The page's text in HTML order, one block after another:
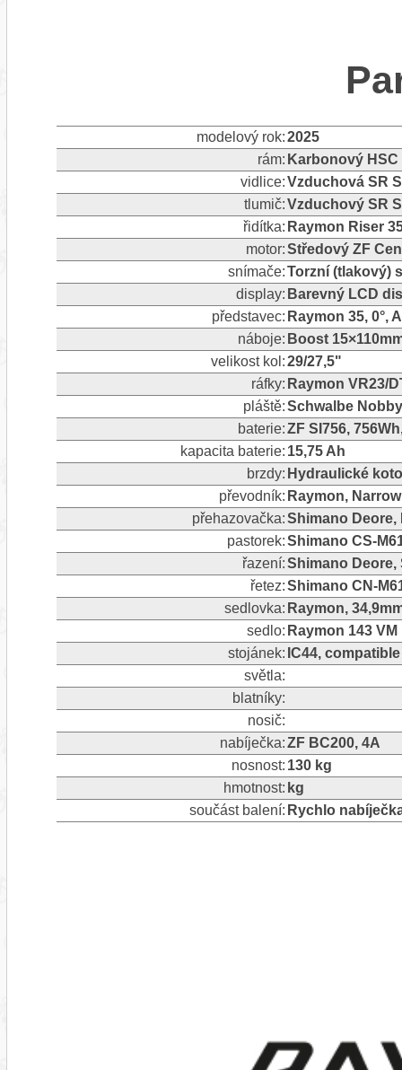
modelový rok:2025
rám: Karbonový
vidlice:Vzduchová SR
tlumič:Vzduchový SR
řidítka: Raymon Riser
motor:Středový ZF
snímače:Torzní (tlakový)
display: Barevný LCD
představec: Raymon 35, 0°,
náboje: Boost
velikost kol:29/27,5"
ráfky: Raymon VR23/
pláště:Schwalbe
baterie:ZF SI756,
kapacita baterie: 15,75 Ah
brzdy: Hydraulické
převodník: Raymon,
přehazovačka:Shimano Deore,
pastorek:Shimano CS-
řazení:Shimano Deore,
řetez:Shimano CN-
sedlovka: Raymon,
sedlo: Raymon 143 VM
stojánek: IC44, compatible
světla:
blatníky:
nosič:
nabíječka:ZF BC200, 4A
nosnost: 130 kg
hmotnost: kg
součást balení: Rychlo